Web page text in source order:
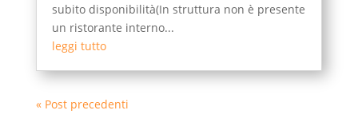
subito disponibilità(In struttura non è presente
un ristorante interno...
leggi tutto
« Post precedenti